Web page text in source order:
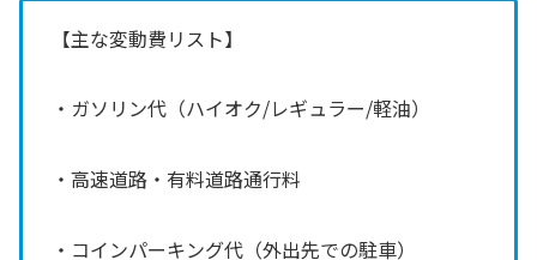
【主な変動費リスト】
・ガソリン代（ハイオク/レギュラー/軽油）
・高速道路・有料道路通行料
・コインパーキング代（外出先での駐車）